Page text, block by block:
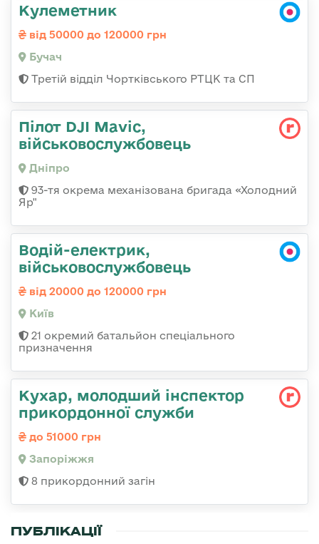
Кулеметник
від 50000 до 120000 грн
Бучач
Третій відділ Чортківського РТЦК та СП
Пілот DJI Mavic,
військовослужбовець
Дніпро
93-тя окрема механізована бригада «Холодний
Яр"
Водій-електрик,
військовослужбовець
від 20000 до 120000 грн
Київ
21 окремий батальйон спеціального
призначення
Кухар, молодший інспектор
прикордонної служби
до 51000 грн
Запоріжжя
8 прикордонний загін
ПУБЛІКАЦІЇ